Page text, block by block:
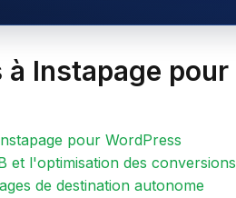
Instapage pour
pour WordPress
et l'optimisation des conversions
de destination autonome